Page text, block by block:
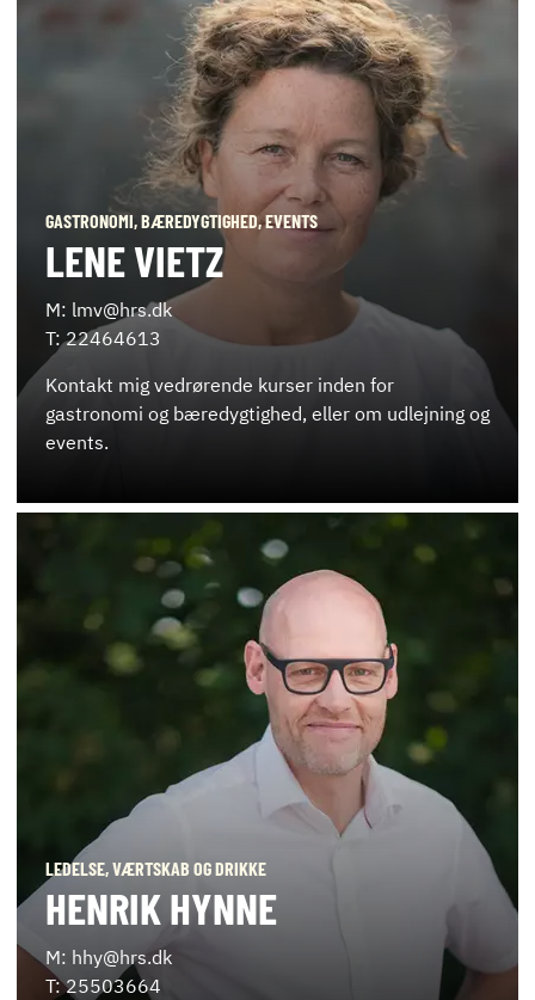
GASTRONOMI, BÆREDYGTIGHED, EVENTS
LENE VIETZ
M: lmv@hrs.dk
T: 22464613
Kontakt mig vedrørende kurser inden for
gastronomi og bæredygtighed, eller om udlejning og
events.
LEDELSE, VÆRTSKAB OG DRIKKE
HENRIK HYNNE
M: hhy@hrs.dk
T: 25503664